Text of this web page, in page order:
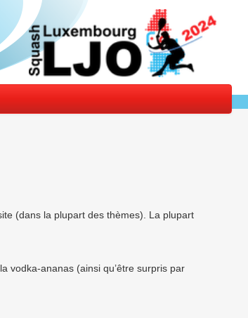
(dans la plupart des thèmes). La plupart
vodka-ananas (ainsi qu’être surpris par